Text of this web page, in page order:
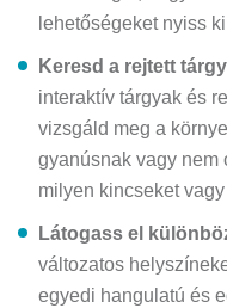
lehetőségeket nyiss
Keresd a rejtett
interaktív tárgyak és
vizsgáld meg a
gyanúsnak vagy nem
milyen kincseket
Látogass el
változatos
egyedi hangulatú és